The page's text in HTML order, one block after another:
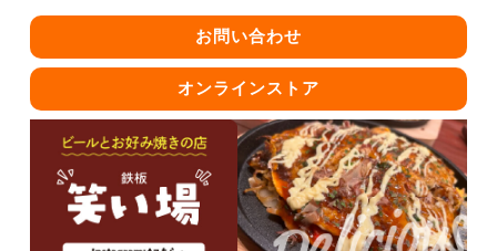
お問い合わせ
オンラインストア